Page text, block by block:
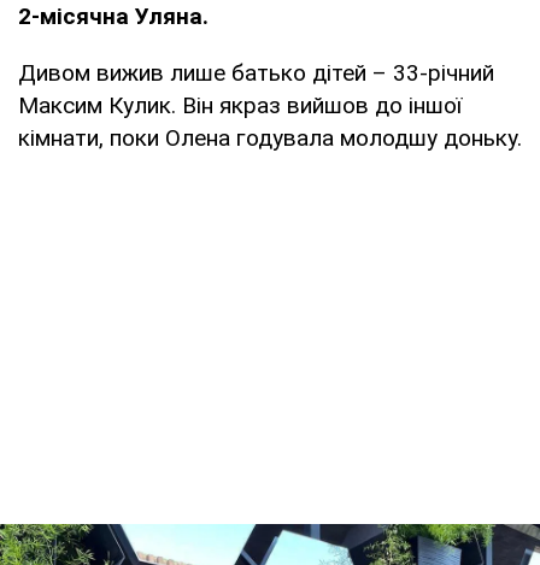
2-місячна Уляна.
Дивом вижив лише батько дітей – 33-річний
Максим Кулик. Він якраз вийшов до іншої
кімнати, поки Олена годувала молодшу доньку.